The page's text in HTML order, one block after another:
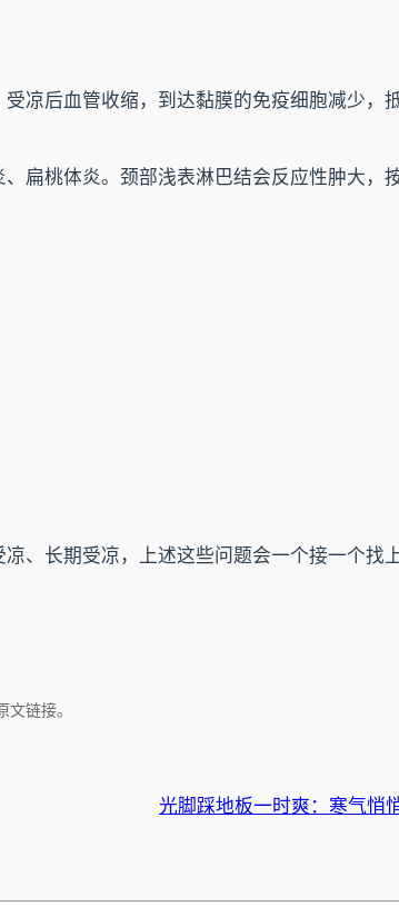
凉后血管收缩，到达黏膜的免疫细胞减少，
扁桃体炎。颈部浅表淋巴结会反应性肿大，按
、长期受凉，上述这些问题会一个接一个找
链接。
光脚踩地板一时爽：寒气悄